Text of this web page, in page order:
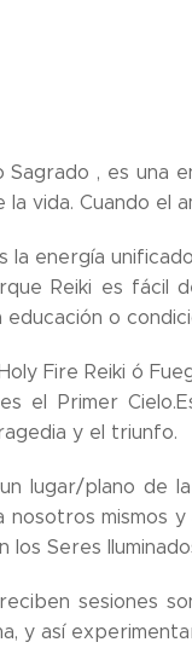
Sagrado , es una
la vida. Cuando el
la energía
Reiki es fácil
educación o
Fire Reiki ó
el Primer
y el triunfo.
lugar/plano de
nosotros mismos
los Seres
sesiones
y así